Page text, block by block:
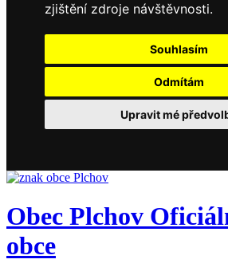
zjištění zdroje návštěvnosti.
Souhlasím
Odmítám
Upravit mé
Obec Plchov
obce